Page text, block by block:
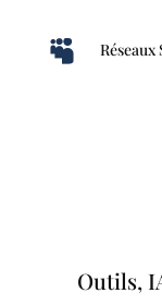

Outils,